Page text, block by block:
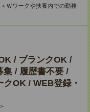
Ｗワークや扶養内での勤務
/ ブランクOK /
集 / 履歴書不要 /
OK / WEB登録・